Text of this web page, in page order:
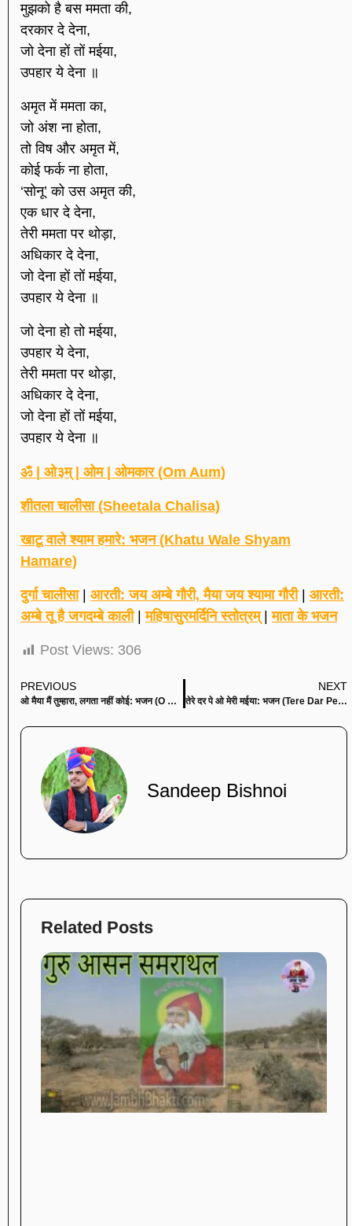
मुझको है बस ममता की,
दरकार दे देना,
जो देना हों तों मईया,
उपहार ये देना ॥
अमृत में ममता का,
जो अंश ना होता,
तो विष और अमृत में,
कोई फर्क ना होता,
‘सोनू’ को उस अमृत की,
एक धार दे देना,
तेरी ममता पर थोड़ा,
अधिकार दे देना,
जो देना हों तों मईया,
उपहार ये देना ॥
जो देना हो तो मईया,
उपहार ये देना,
तेरी ममता पर थोड़ा,
अधिकार दे देना,
जो देना हों तों मईया,
उपहार ये देना ॥
ॐ | ओ३म् | ओम | ओमकार (Om Aum)
शीतला चालीसा (Sheetala Chalisa)
खाटू वाले श्याम हमारे: भजन (Khatu Wale Shyam
Hamare)
दुर्गा चालीसा| आरती: जय अम्बे गौरी, मैया जय श्यामा गौरी| आरती:
अम्बे तू है जगदम्बे काली|महिषासुरमर्दिनि स्तोत्रम्|माता के भजन
Post Views: 306
PREVIOUS
ओ मैया मैं तुम्हारा, लगता नहीं कोई: भजन (O Maiya Main Tumhara Lagta Nahi Koi)
NEXT
तेरे दर पे ओ मेरी मईया: भजन (Tere Dar Pe O Meri Maiya)
Sandeep Bishnoi
Related Posts